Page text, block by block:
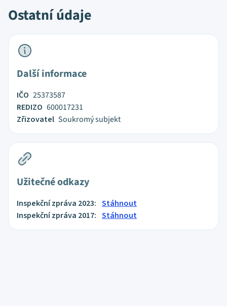
Ostatní údaje
Další informace
IČO 25373587
REDIZO 600017231
Zřizovatel Soukromý subjekt
Užitečné odkazy
Inspekční zpráva 2023: Stáhnout
Inspekční zpráva 2017: Stáhnout